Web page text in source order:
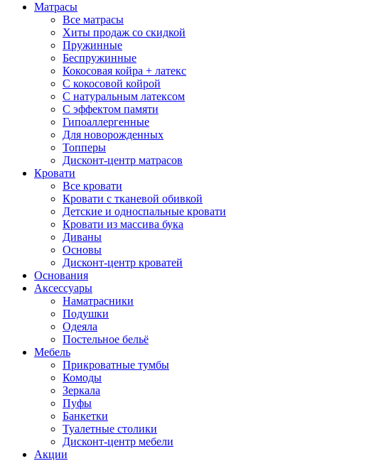
Матрасы
Все матрасы
Хиты продаж со скидкой
Пружинные
Беспружинные
Кокосовая койра + латекс
С кокосовой койрой
С натуральным латексом
С эффектом памяти
Гипоаллергенные
Для новорожденных
Топперы
Дисконт-центр матрасов
Кровати
Все кровати
Кровати с тканевой обивкой
Детские и односпальные кровати
Кровати из массива бука
Диваны
Основы
Дисконт-центр кроватей
Основания
Аксессуары
Наматрасники
Подушки
Одеяла
Постельное бельё
Мебель
Прикроватные тумбы
Комоды
Зеркала
Пуфы
Банкетки
Туалетные столики
Дисконт-центр мебели
Акции